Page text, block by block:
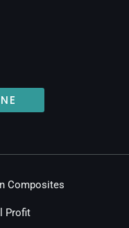
Composites
Profit